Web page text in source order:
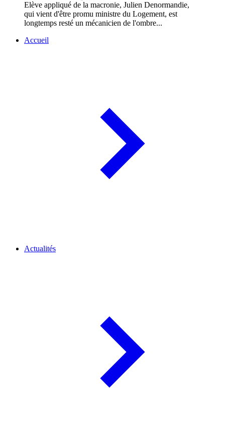
Elève appliqué de la macronie, Julien Denormandie,
qui vient d'être promu ministre du Logement, est
longtemps resté un mécanicien de l'ombre...
Accueil
Actualités